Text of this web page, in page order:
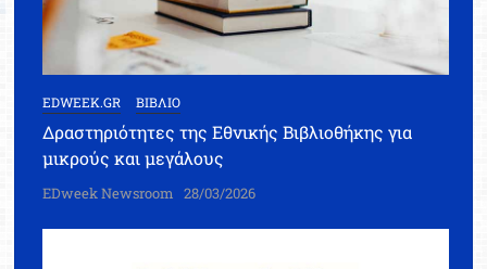
EDWEEK.GR ΒΙΒΛΙΟ
Δραστηριότητες της Εθνικής Βιβλιοθήκης για
μικρούς και μεγάλους
EDweek Newsroom 28/03/2026